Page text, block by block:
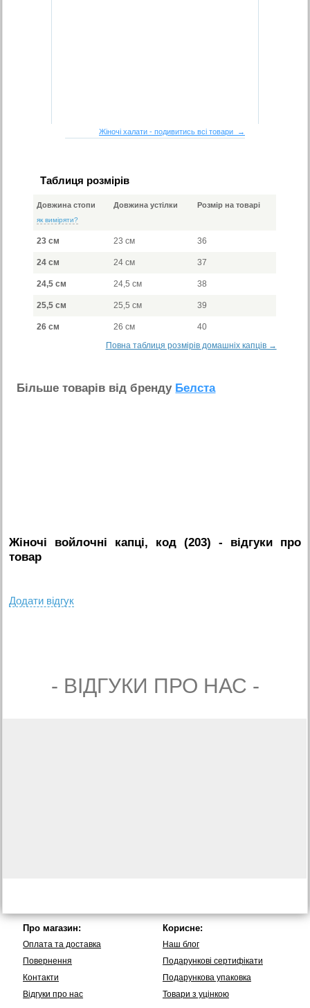
Жіночі халати - подивитись всі товари →
Таблиця розмірів
Довжина стопи
як виміряти?
Довжина устілки Розмір на товарі
23 см 23 см 36
24 см 24 см 37
24,5 см 24,5 см 38
25,5 см 25,5 см 39
26 см 26 см
40
Повна таблиця розмірів домашніх капців →
Бiльше товарiв вiд бренду Белста
Жіночі войлочні капці, код (203) - вiдгуки про
товар
Додати вiдгук
- ВIДГУКИ ПРО НАС -
Про магазин:
Оплата та доставка
Повернення
Контакти
Вiдгуки про нас
Корисне:
Наш блог
Подарункові сертифікати
Подарункова упаковка
Товари з уцінкою